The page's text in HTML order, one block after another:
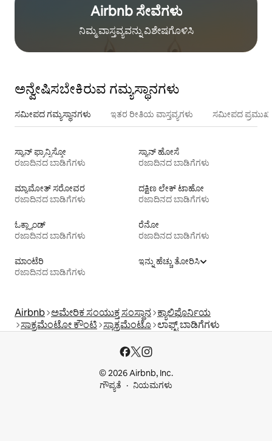
Airbnb ಸೇವೆಗಳು
ನಿಮ್ಮ ವಾಸ್ತವ್ಯವನ್ನು ವಿಶೇಷಗೊಳಿಸಿ
ಅನ್ವೇಷಿಸಬೇಕಿರುವ ಗಮ್ಯಸ್ಥಾನಗಳು
ಸಮೀಪದ ಗಮ್ಯಸ್ಥಾನಗಳು ಇತರ ರೀತಿಯ ವಾಸ್ತವ್ಯಗಳು ಸಮೀಪದ ಪ್ರಮುಖ
ಸ್ಯಾನ್ ಫ್ರಾನ್ಸಿಸ್ಕೋ
ರಜಾದಿನದ ಬಾಡಿಗೆಗಳು
ಸ್ಯಾನ್ ಹೋಸೆ
ರಜಾದಿನದ ಬಾಡಿಗೆಗಳು
ಮ್ಯಾಮೋತ್ ಸರೋವರ
ರಜಾದಿನದ ಬಾಡಿಗೆಗಳು
ದಕ್ಷಿಣ ಲೇಕ್ ಟಾಹೋ
ರಜಾದಿನದ ಬಾಡಿಗೆಗಳು
ಓಕ್ಲ್ಯಾಂಡ್
ರಜಾದಿನದ ಬಾಡಿಗೆಗಳು
ರೆನೋ
ರಜಾದಿನದ ಬಾಡಿಗೆಗಳು
ಮಾಂಟೆರಿ
ರಜಾದಿನದ ಬಾಡಿಗೆಗಳು
ಇನ್ನು ಹೆಚ್ಚು ತೋರಿಸಿ
Airbnb ಅಮೇರಿಕ ಸಂಯುಕ್ತ ಸಂಸ್ಥಾನ ಕ್ಯಾಲಿಫೊರ್ನಿಯ
ಸಾಕ್ರಮೆಂಟೋ ಕೌಂಟಿ ಸ್ಯಾಕ್ರಮೆಂಟೊ ಲಾಫ್ಟ್‌ ಬಾಡಿಗೆಗಳು
© 2026 Airbnb, Inc.
ಗೌಪ್ಯತೆ
ನಿಯಮಗಳು